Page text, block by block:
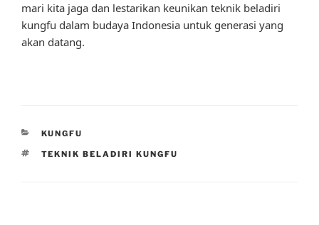
mari kita jaga dan lestarikan keunikan teknik beladiri
kungfu dalam budaya Indonesia untuk generasi yang
akan datang.
CATEGORIES
KUNGFU
TAGS
TEKNIK BELADIRI KUNGFU